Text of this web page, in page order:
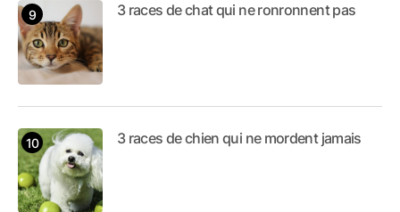
3 races de chat qui ne ronronnent pas
3 races de chien qui ne mordent jamais